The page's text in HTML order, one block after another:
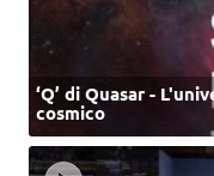
‘Q’ di Quasar -
cosmico